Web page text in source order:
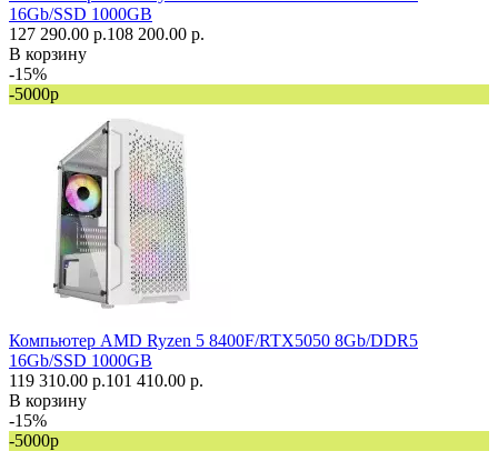
16Gb/SSD 1000GB
127 290.00 р.108 200.00 р.
В корзину
-15%
-5000р
Компьютер AMD Ryzen 5 8400F/RTX5050 8Gb/DDR5
16Gb/SSD 1000GB
119 310.00 р.101 410.00 р.
В корзину
-15%
-5000р